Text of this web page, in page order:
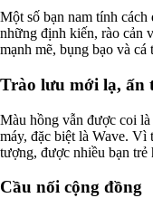
Một số bạn nam tính
những định kiến, rào cản
mạnh mẽ, bụng bạo và cá
Trào lưu mới lạ, ấn
Màu hồng vẫn được coi
máy, đặc biệt là Wave. Vì
tượng, được nhiều bạn
Cầu nối cộng đồng